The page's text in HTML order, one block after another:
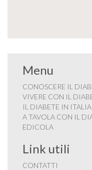
Menu
CONOSCERE IL
VIVERE CON IL
IL DIABETE IN ITALIA
A TAVOLA CON IL
EDICOLA
Link utili
CONTATTI